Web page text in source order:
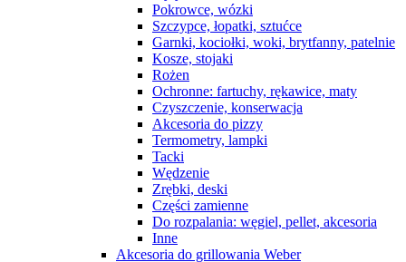
Pokrowce, wózki
Szczypce, łopatki, sztućce
Garnki, kociołki, woki, brytfanny, patelnie
Kosze, stojaki
Rożen
Ochronne: fartuchy, rękawice, maty
Czyszczenie, konserwacja
Akcesoria do pizzy
Termometry, lampki
Tacki
Wędzenie
Zrębki, deski
Części zamienne
Do rozpalania: węgiel, pellet, akcesoria
Inne
Akcesoria do grillowania Weber